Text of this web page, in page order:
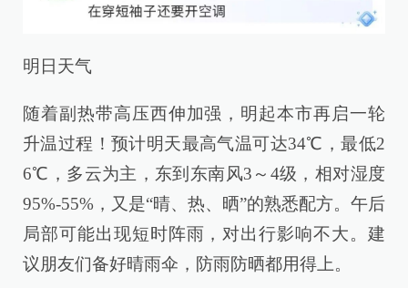
明日天气
随着副热带高压西伸加强，明起本市再启一轮
升温过程！预计明天最高气温可达34℃，最低2
6℃，多云为主，东到东南风3～4级，相对湿度
95%-55%，又是“晴、热、晒”的熟悉配方。午后
局部可能出现短时阵雨，对出行影响不大。建
议朋友们备好晴雨伞，防雨防晒都用得上。